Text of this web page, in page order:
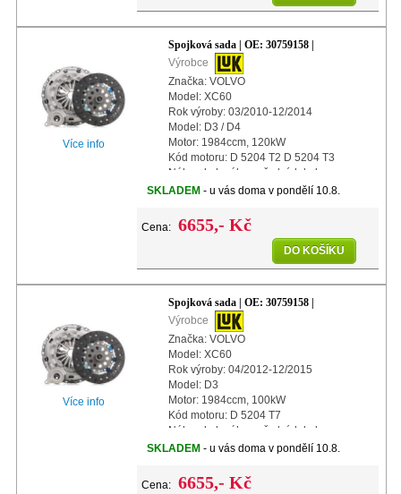
Více info
Spojková sada | OE: 30759158 |
Výrobce
Značka: VOLVO
Model: XC60
Rok výroby: 03/2010-12/2014
Model: D3 / D4
Motor: 1984ccm, 120kW
Kód motoru: D 5204 T2 D 5204 T3
Náhon kol: náhon předních kol
Další info: s centrálním vypínacím
Další info: s automatickým n
SKLADEM - u vás doma v pondělí 10.8.
Cena: 6655,- Kč
DO KOŠÍKU
Více info
Spojková sada | OE: 30759158 |
Výrobce
Značka: VOLVO
Model: XC60
Rok výroby: 04/2012-12/2015
Model: D3
Motor: 1984ccm, 100kW
Kód motoru: D 5204 T7
Náhon kol: náhon předních kol
Další info: s centrálním vypínacím
Další info: s automatickým nastavením
Prů
SKLADEM - u vás doma v pondělí 10.8.
Cena: 6655,- Kč